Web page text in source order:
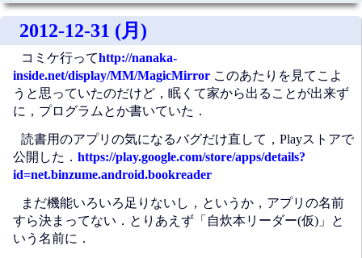
2012-12-31 (月)
コミケ行ってhttp://nanaka-
inside.net/display/MM/MagicMirror このあたりを見てこよ
うと思っていたのだけど，眠くて家から出ることが出来ず
に，プログラムとか書いていた．
読書用のアプリの気になるバグだけ直して，Playストアで
公開した． https://play.google.com/store/apps/details?
id=net.binzume.android.bookreader
まだ機能いろいろ足りないし，というか，アプリの名前
すら決まってない．とりあえず「自炊本リーダー(仮)」と
いう名前に．